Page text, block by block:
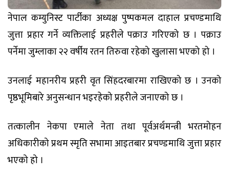
नेपाल कम्युनिस्ट पार्टीका अध्यक्ष पुष्पकमल दाहाल प्रचण्डमाथि
जुत्ता प्रहार गर्ने व्यक्तिलाई प्रहरीले पक्राउ गरिएको छ । पक्राउ
पर्नेमा जुम्लाका २२ वर्षीय रतन तिरुवा रहेको खुलासा भएको हो ।
उनलाई महानरीय प्रहरी वृत सिंहदरबारमा राखिएको छ । उनको
पृष्ठभूमिबारे अनुसन्धान भइरहेको प्रहरीले जनाएको छ ।
तत्कालीन नेकपा एमाले नेता तथा पूर्वअर्थमन्त्री भरतमोहन
अधिकारीको प्रथम स्मृति सभामा आइतबार प्रचण्डमाथि जुत्ता प्रहार
भएको हो ।